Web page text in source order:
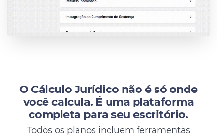
O Cálculo Jurídico não é só onde
você calcula. É uma plataforma
completa para seu escritório.
Todos os planos incluem ferramentas